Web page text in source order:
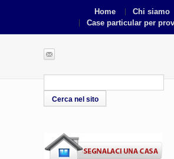
Home
Chi siamo
Case particular per